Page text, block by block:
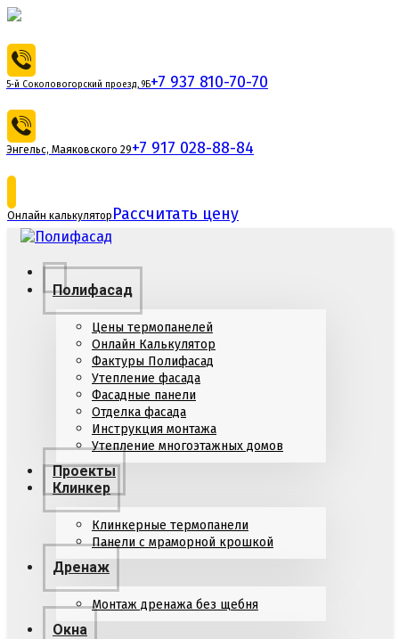
5-й Соколовогорский проезд, 9Б+7 937 810-70-70
Энгельс, Маяковского 29+7 917 028-88-84
Онлайн калькулятор Рассчитать цену
Полифасад
Цены термопанелей
Онлайн Калькулятор
Фактуры Полифасад
Утепление фасада
Фасадные панели
Отделка фасада
Инструкция монтажа
Утепление многоэтажных домов
Проекты
Клинкер
Клинкерные термопанели
Панели с мраморной крошкой
Дренаж
Монтаж дренажа без щебня
Окна